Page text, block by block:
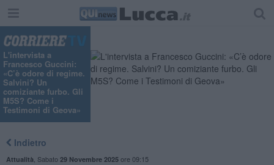
L'intervista a
Francesco Guccini:
«C’è odore di regime.
Salvini? Un
comiziante furbo. Gli
M5S? Come i
Testimoni di Geova»
Indietro
Attualità Sabato 29 Novembre 2025ore 09:15